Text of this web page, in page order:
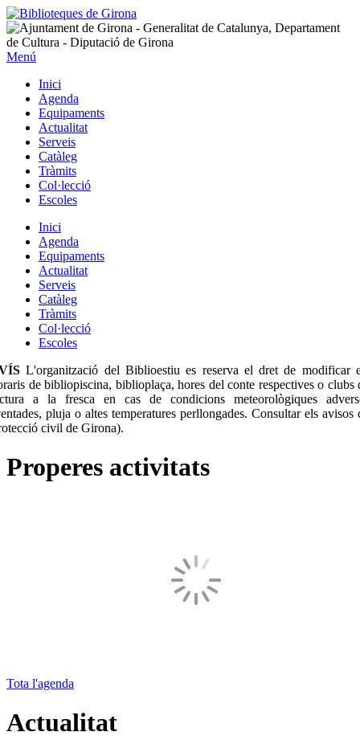
Menú
Inici
Agenda
Equipaments
Actualitat
Serveis
Catàleg
Tràmits
Col·lecció
Escoles
Inici
Agenda
Equipaments
Actualitat
Serveis
Catàleg
Tràmits
Col·lecció
Escoles
L'organització del Biblioestiu es reserva el dret de modificar
de bibliopiscina, biblioplaça, hores del conte respectives o clubs
a la fresca en cas de condicions meteorològiques
pluja o altes temperatures perllongades. Consultar els avisos
civil de Girona).
Properes activitats
Tota l'agenda
Actualitat